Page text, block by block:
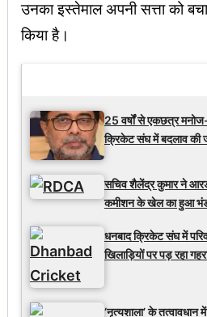
उनका इस्तेमाल अपनी सत्ता को
किया है।
25 वर्षों से एकछत्र
क्रिकेट संघ में बदलाव की
सचिव शैलेंद्र कुमार ने
कमीशन के खेल का हुआ
धनबाद क्रिकेट संघ में
खिलाड़ियों पर पड़ रहा
‘नृत्यशाला’ के तत्वावधान